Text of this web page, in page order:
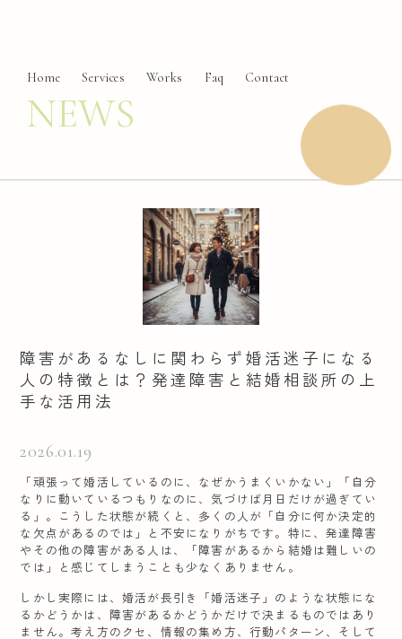
Home Services Works Faq Contact
NEWS
障害があるなしに関わらず婚活迷子になる
人の特徴とは？発達障害と結婚相談所の上
手な活用法
2026.01.19
「頑張って婚活しているのに、なぜかうまくいかない」「自分
なりに動いているつもりなのに、気づけば月日だけが過ぎてい
る」。こうした状態が続くと、多くの人が「自分に何か決定的
な欠点があるのでは」と不安になりがちです。特に、発達障害
やその他の障害がある人は、「障害があるから結婚は難しいの
では」と感じてしまうことも少なくありません。
しかし実際には、婚活が長引き「婚活迷子」のような状態にな
るかどうかは、障害があるかどうかだけで決まるものではあり
ません。考え方のクセ、情報の集め方、行動パターン、そして